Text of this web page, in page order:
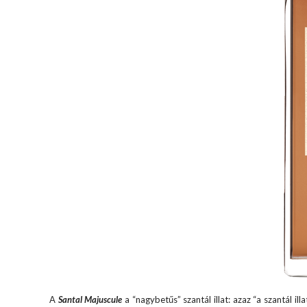
A Santal Majuscule a “nagybetűs” szantál illat: azaz “a szantál